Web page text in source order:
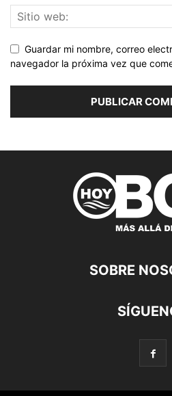
Guardar mi nombre, correo
navegador la próxima vez que
SOBRE